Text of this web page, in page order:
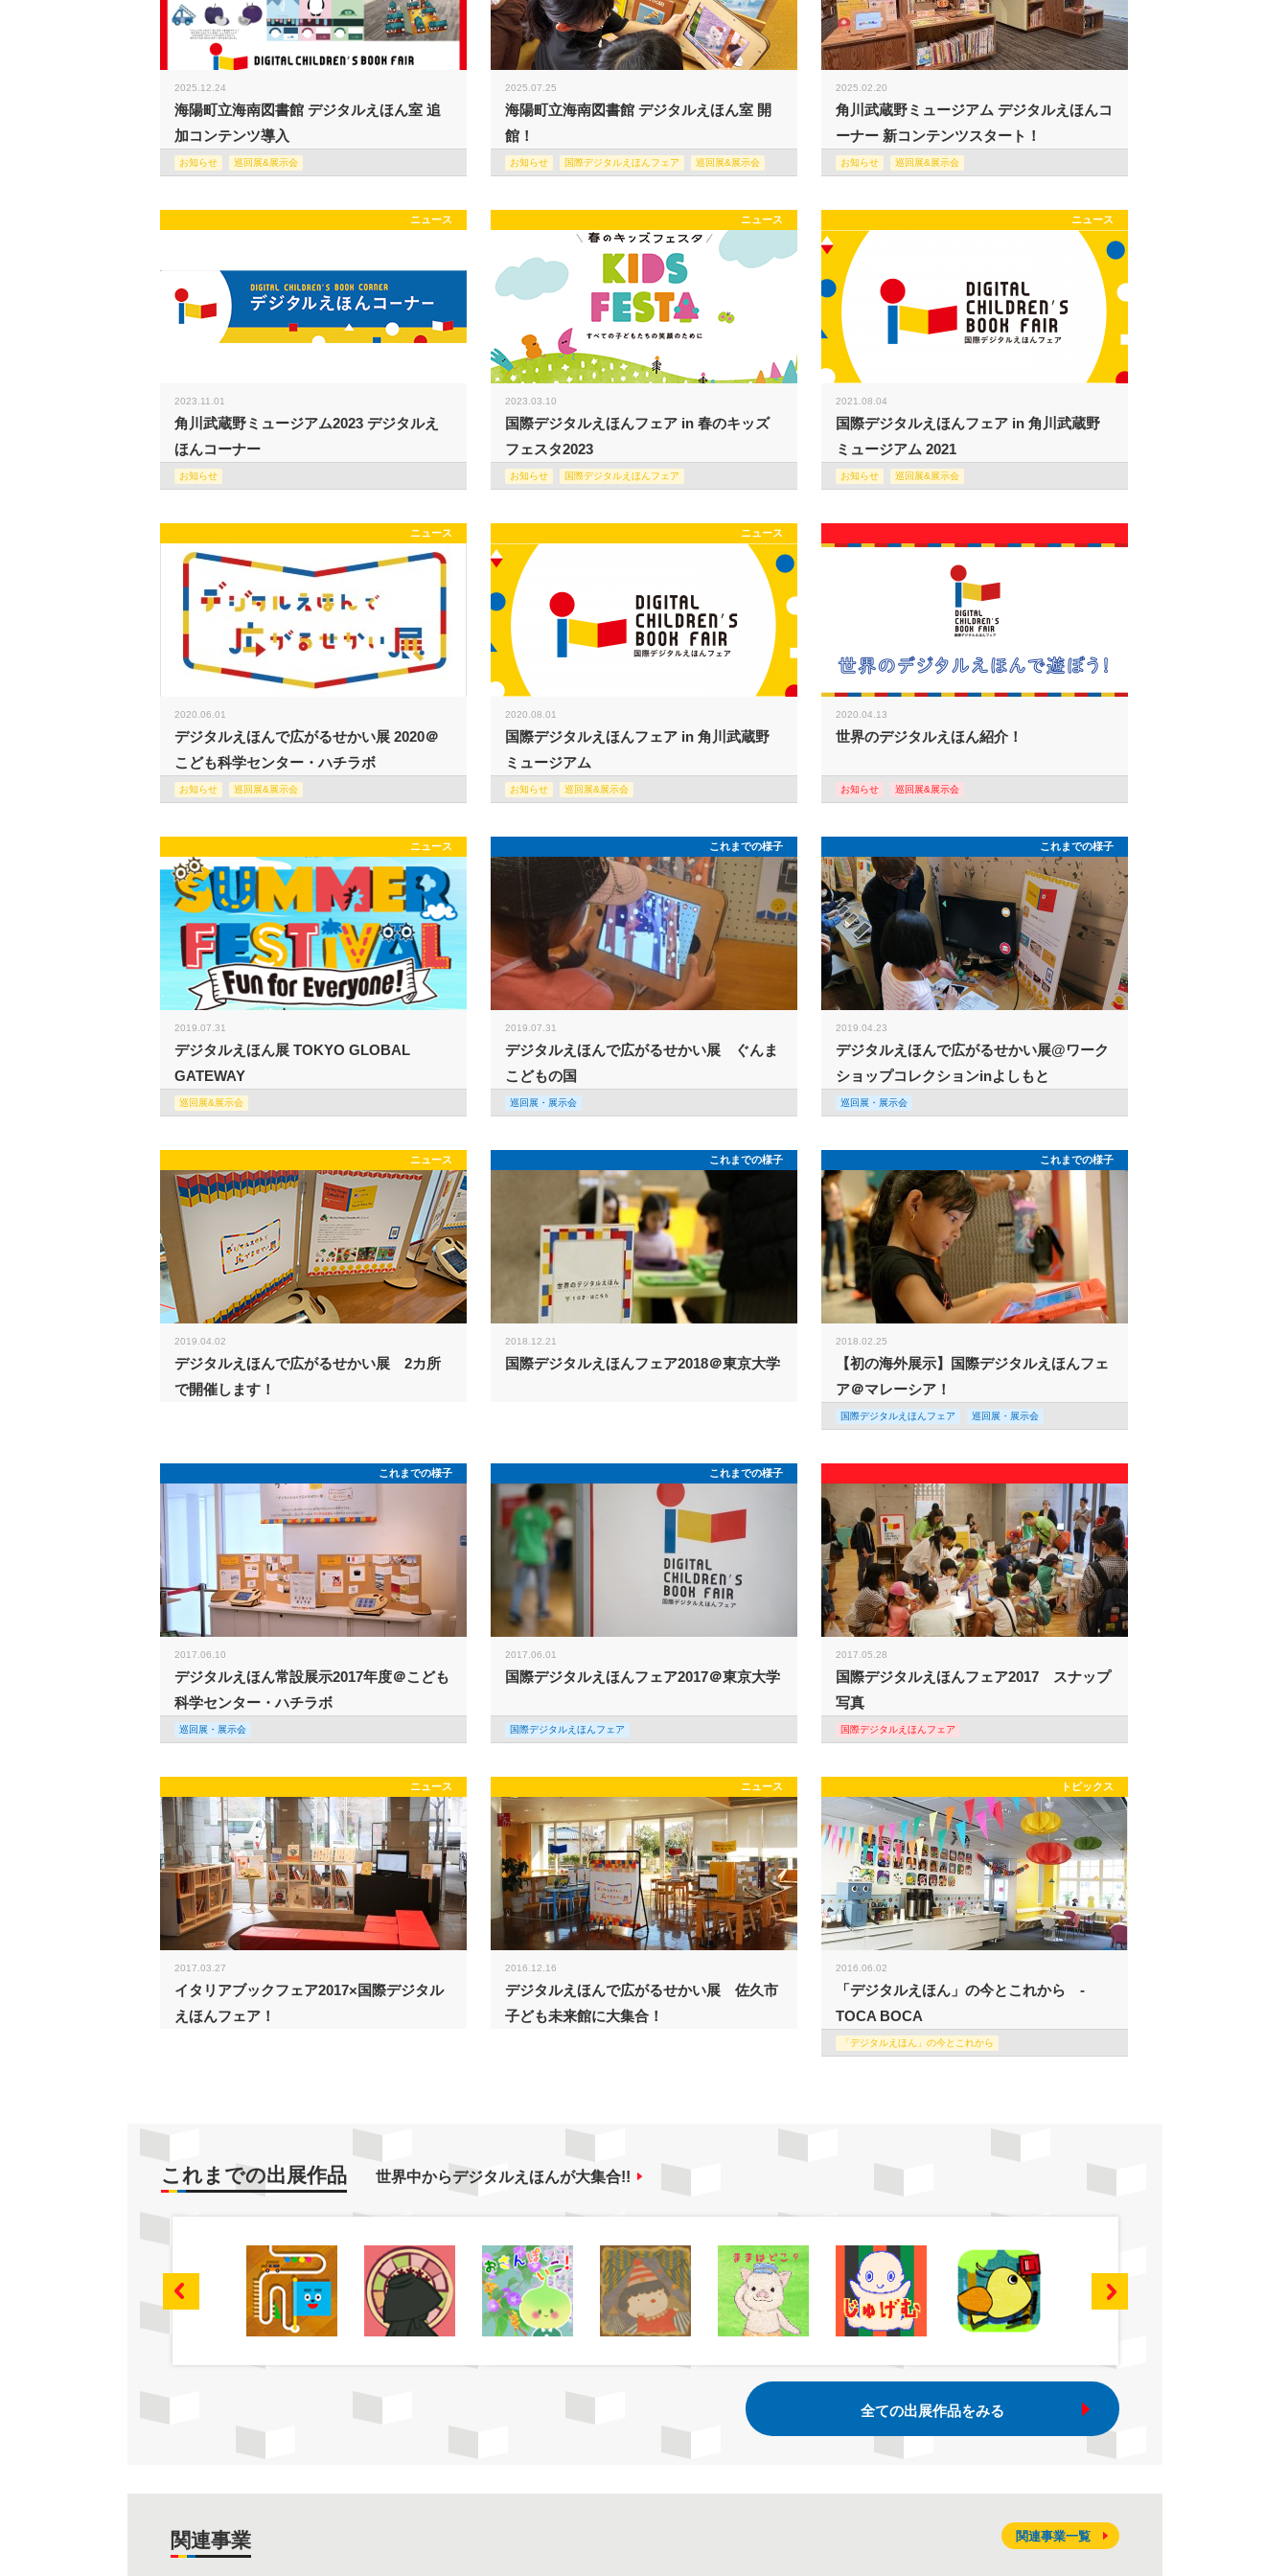
2025.12.24
海陽町立海南図書館 デジタルえほん室 追
加コンテンツ導入
お知らせ 巡回展&展示会
2025.07.25
海陽町立海南図書館 デジタルえほん室 開
館！
お知らせ 国際デジタルえほんフェア 巡回展&展示会
2025.02.20
角川武蔵野ミュージアム デジタルえほんコ
ーナー 新コンテンツスタート！
お知らせ 巡回展&展示会
ニュース
2023.11.01
角川武蔵野ミュージアム2023 デジタルえ
ほんコーナー
お知らせ
ニュース
2023.03.10
国際デジタルえほんフェア in 春のキッズ
フェスタ2023
お知らせ 国際デジタルえほんフェア
ニュース
2021.08.04
国際デジタルえほんフェア in 角川武蔵野
ミュージアム 2021
お知らせ 巡回展&展示会
ニュース
2020.06.01
デジタルえほんで広がるせかい展 2020＠
こども科学センター・ハチラボ
お知らせ 巡回展&展示会
ニュース
2020.08.01
国際デジタルえほんフェア in 角川武蔵野
ミュージアム
お知らせ 巡回展&展示会
2020.04.13
世界のデジタルえほん紹介！
お知らせ 巡回展&展示会
ニュース
2019.07.31
デジタルえほん展 TOKYO GLOBAL
GATEWAY
巡回展&展示会
これまでの様子
2019.07.31
デジタルえほんで広がるせかい展 ぐんま
こどもの国
巡回展・展示会
これまでの様子
2019.04.23
デジタルえほんで広がるせかい展@ワーク
ショップコレクションinよしもと
巡回展・展示会
ニュース
2019.04.02
デジタルえほんで広がるせかい展 2カ所
で開催します！
これまでの様子
2018.12.21
国際デジタルえほんフェア2018＠東京大学
これまでの様子
2018.02.25
【初の海外展示】国際デジタルえほんフェ
ア＠マレーシア！
国際デジタルえほんフェア 巡回展・展示会
これまでの様子
2017.06.10
デジタルえほん常設展示2017年度＠こども
科学センター・ハチラボ
巡回展・展示会
これまでの様子
2017.06.01
国際デジタルえほんフェア2017＠東京大学
国際デジタルえほんフェア
2017.05.28
国際デジタルえほんフェア2017 スナップ
写真
国際デジタルえほんフェア
ニュース
2017.03.27
イタリアブックフェア2017×国際デジタル
えほんフェア！
ニュース
2016.12.16
デジタルえほんで広がるせかい展 佐久市
子ども未来館に大集合！
トピックス
2016.06.02
「デジタルえほん」の今とこれから -
TOCA BOCA
「デジタルえほん」の今とこれから
これまでの出展作品 世界中からデジタルえほんが大集合!!
全ての出展作品をみる
関連事業 関連事業一覧